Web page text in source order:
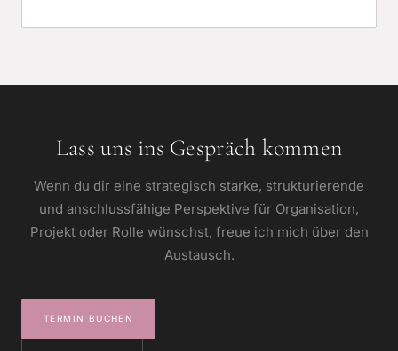
Lass uns ins Gespräch kommen
Wenn du dir eine strategisch starke, strukturierende
und anschlussfähige Perspektive für Organisation,
Projekt oder Rolle wünschst, freue ich mich über den
Austausch.
TERMIN BUCHEN